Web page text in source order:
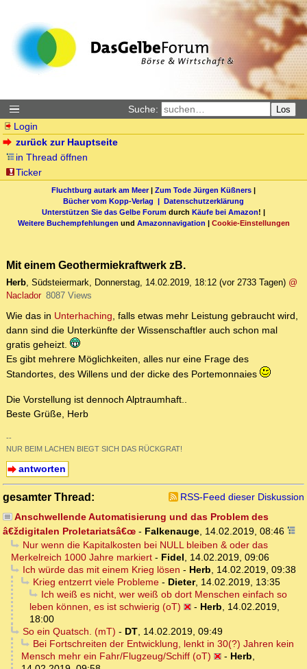
Suche: Los
Login
zurück zur Hauptseite
in Thread öffnen
Ticker
Fluchtburg autark am Meer| Zum Tode Jürgen Küßners |
Bücher vom Kopp-Verlag | Datenschutzerklärung
Unterstützen Sie das Gelbe Forum durch Käufe bei Amazon! |
Weitere Buchempfehlungen und Amazonnavigation | Cookie-Einstellungen
Mit einem Geothermiekraftwerk zB.
Herb, Südsteiermark, Donnerstag, 14.02.2019, 18:12 (vor 2733 Tagen) @
Naclador 8087 Views
Wie das in Unterhaching, falls etwas mehr Leistung gebraucht wird,
dann sind die Unterkünfte der Wissenschaftler auch schon mal
gratis geheizt.
Es gibt mehrere Möglichkeiten, alles nur eine Frage des
Standortes, des Willens und der dicke des Portemonnaies
Die Vorstellung ist dennoch Alptraumhaft..
Beste Grüße, Herb
--
NUR BEIM LACHEN BIEGT SICH DAS RÜCKGRAT!
antworten
gesamter Thread:
RSS-Feed dieser Diskussion
Anschwellende Automatisierung und das Problem des
â€ždigitalen Proletariatsâ€œ - Falkenauge, 14.02.2019, 08:46
Nur wenn die Kapitalkosten bei NULL bleiben & oder das
Merkelreich 1000 Jahre markiert - Fidel, 14.02.2019, 09:06
Ich würde das mit einem Krieg lösen - Herb, 14.02.2019, 09:38
Krieg entzerrt viele Probleme- Dieter, 14.02.2019, 13:35
Ich weiß es nicht, wer weiß ob dort Menschen einfach so
leben können, es ist schwierig (oT)
- Herb, 14.02.2019,
18:00
So ein Quatsch. (mT) - DT, 14.02.2019, 09:49
Bei Fortschreiten der Entwicklung, lenkt in 30(?) Jahren kein
Mensch mehr ein Fahr/Flugzeug/Schiff (oT)
- Herb,